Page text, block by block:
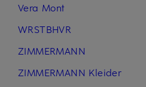
Vera Mont
WRSTBHVR
ZIMMERMANN
ZIMMERMANN Kleider